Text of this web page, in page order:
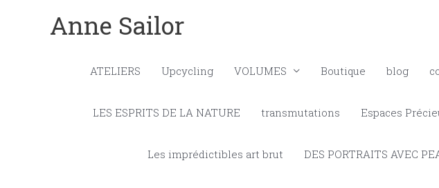
Anne Sailor
ATELIERS Upcycling VOLUMES Boutique blog
LES ESPRITS DE LA NATURE transmutations Espaces
Les imprédictibles art brut DES PORTRAITS AVEC